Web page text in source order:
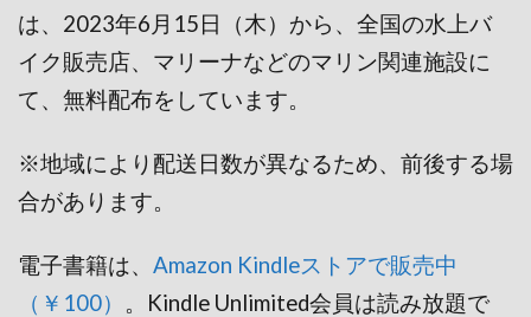
は、2023年6月15日（木）から、全国の水上バ
イク販売店、マリーナなどのマリン関連施設に
て、無料配布をしています。
※地域により配送日数が異なるため、前後する場
合があります。
電子書籍は、 Amazon Kindleストアで販売中
（￥100） 。Kindle Unlimited会員は読み放題で